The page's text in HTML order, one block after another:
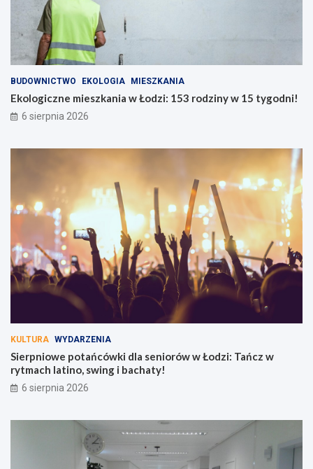
BUDOWNICTWO EKOLOGIA MIESZKANIA
Ekologiczne mieszkania w Łodzi: 153 rodziny w 15 tygodni!
6 sierpnia 2026
KULTURA WYDARZENIA
Sierpniowe potańcówki dla seniorów w Łodzi: Tańcz w
rytmach latino, swing i bachaty!
6 sierpnia 2026